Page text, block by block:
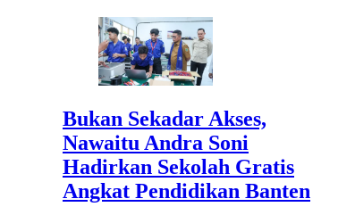
Bukan Sekadar Akses,
Nawaitu Andra Soni
Hadirkan Sekolah Gratis
Angkat Pendidikan Banten